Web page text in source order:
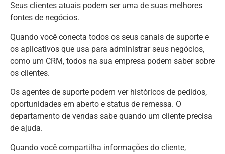
Seus clientes atuais podem ser uma de suas melhores
fontes de negócios.
Quando você conecta todos os seus canais de suporte e
os aplicativos que usa para administrar seus negócios,
como um CRM, todos na sua empresa podem saber sobre
os clientes.
Os agentes de suporte podem ver históricos de pedidos,
oportunidades em aberto e status de remessa. O
departamento de vendas sabe quando um cliente precisa
de ajuda.
Quando você compartilha informações do cliente,